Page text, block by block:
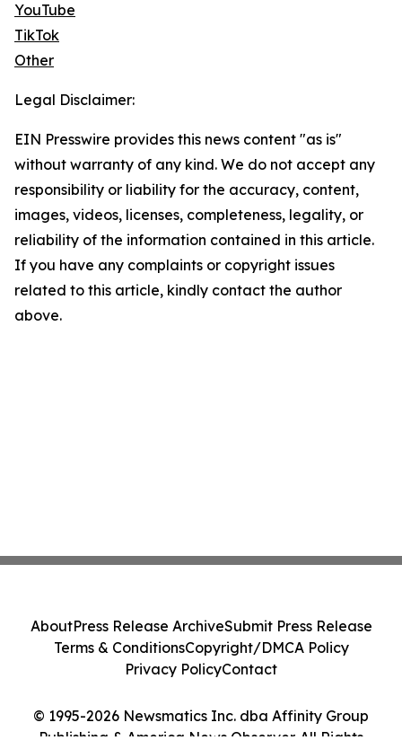
YouTube
TikTok
Other
Legal Disclaimer:
EIN Presswire provides this news content "as is"
without warranty of any kind. We do not accept any
responsibility or liability for the accuracy, content,
images, videos, licenses, completeness, legality, or
reliability of the information contained in this article.
If you have any complaints or copyright issues
related to this article, kindly contact the author
above.
© 1995-2026 Newsmatics Inc. dba Affinity Group
Publishing & America News Observer. All Rights
AboutPress Release ArchiveSubmit Press Release
Terms & ConditionsCopyright/DMCA Policy
Privacy PolicyContact